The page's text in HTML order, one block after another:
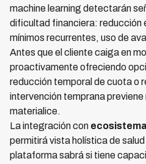
machine learning detectarán
dificultad financiera: reducción
mínimos recurrentes, uso de
Antes que el cliente caiga en
proactivamente ofreciendo
reducción temporal de cuota o
intervención temprana
materialice.
La integración con
permitirá vista holística de
plataforma sabrá si tiene